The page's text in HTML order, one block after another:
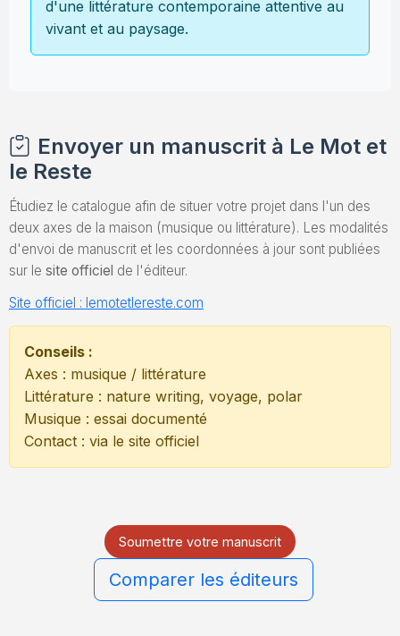
d'une littérature contemporaine attentive au
vivant et au paysage.
Envoyer un manuscrit à Le Mot et
le Reste
Étudiez le catalogue afin de situer votre projet dans l'un des
deux axes de la maison (musique ou littérature). Les modalités
d'envoi de manuscrit et les coordonnées à jour sont publiées
sur le site officiel de l'éditeur.
Site officiel : lemotetlereste.com
Conseils :
Axes : musique / littérature
Littérature : nature writing, voyage, polar
Musique : essai documenté
Contact : via le site officiel
Soumettre votre manuscrit
Comparer les éditeurs